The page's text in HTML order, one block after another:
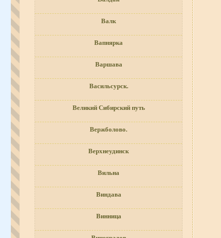
Валк
Вапнярка
Варшава
Васильсурск.
Великий Сибирский путь
Вержболово.
Верхнеудинск
Вильна
Виндава
Винница